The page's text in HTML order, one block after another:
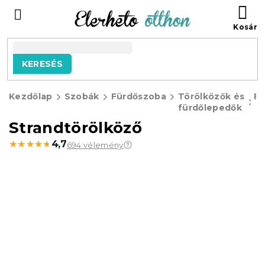
tartalomhoz
KERESÉS
Kezdőlap Szobák Fürdőszoba
Törölközők és
fürdőlepedők
Strandtörölköző
★★★★★
★★★★★ 4,7694 vélemény